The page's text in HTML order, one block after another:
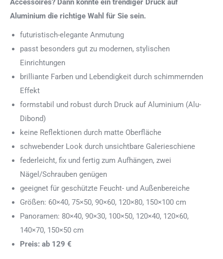
Accessoires? Dann könnte ein trendiger Druck auf
Aluminium die richtige Wahl für Sie sein.
futuristisch-elegante Anmutung
passt besonders gut zu modernen, stylischen
Einrichtungen
brilliante Farben und Lebendigkeit durch schimmernden
Effekt
formstabil und robust durch Druck auf Aluminium (Alu-
Dibond)
keine Reflektionen durch matte Oberfläche
schwebender Look durch unsichtbare Galerieschiene
federleicht, fix und fertig zum Aufhängen, zwei
Nägel/Schrauben genügen
geeignet für geschützte Feucht- und Außenbereiche
Größen: 60×40, 75×50, 90×60, 120×80, 150×100 cm
Panoramen: 80×40, 90×30, 100×50, 120×40, 120×60,
140×70, 150×50 cm
Preis: ab 129 €